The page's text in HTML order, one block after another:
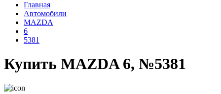
Главная
Автомобили
MAZDA
6
5381
Купить MAZDA 6, №5381